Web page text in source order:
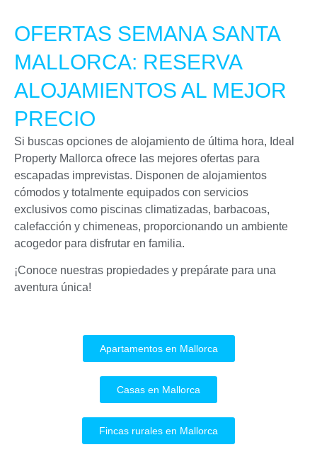
OFERTAS SEMANA SANTA
MALLORCA: RESERVA
ALOJAMIENTOS AL MEJOR
PRECIO
Si buscas opciones de alojamiento de última hora, Ideal
Property Mallorca ofrece las mejores ofertas para
escapadas imprevistas. Disponen de alojamientos
cómodos y totalmente equipados con servicios
exclusivos como piscinas climatizadas, barbacoas,
calefacción y chimeneas, proporcionando un ambiente
acogedor para disfrutar en familia.
¡Conoce nuestras propiedades y prepárate para una
aventura única!
Apartamentos en Mallorca
Casas en Mallorca
Fincas rurales en Mallorca